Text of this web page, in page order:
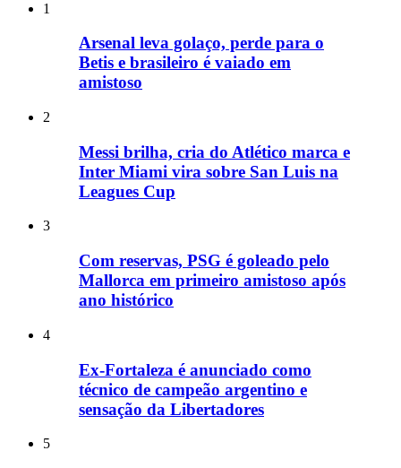
1
Arsenal leva golaço, perde para o
Betis e brasileiro é vaiado em
amistoso
2
Messi brilha, cria do Atlético marca e
Inter Miami vira sobre San Luis na
Leagues Cup
3
Com reservas, PSG é goleado pelo
Mallorca em primeiro amistoso após
ano histórico
4
Ex-Fortaleza é anunciado como
técnico de campeão argentino e
sensação da Libertadores
5